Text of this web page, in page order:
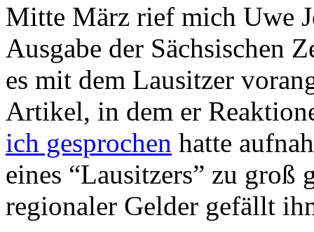
Mitte März rief mich Uwe
Ausgabe der Sächsischen
es mit dem Lausitzer
Artikel, in dem er
ich gesprochen hatte
eines “Lausitzers” zu groß
regionaler Gelder gefällt